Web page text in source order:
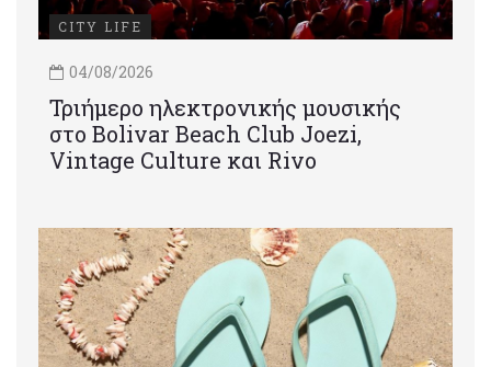
CITY LIFE
04/08/2026
Τριήμερο ηλεκτρονικής μουσικής
στο Bolivar Beach Club Joezi,
Vintage Culture και Rivo